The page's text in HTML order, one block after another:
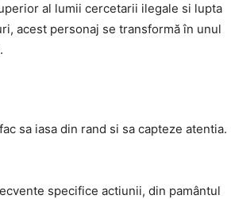
al lumii cercetarii ilegale si lupta
acest personaj se transformă în unul
sa iasa din rand si sa capteze atentia.
specifice actiunii, din pamântul